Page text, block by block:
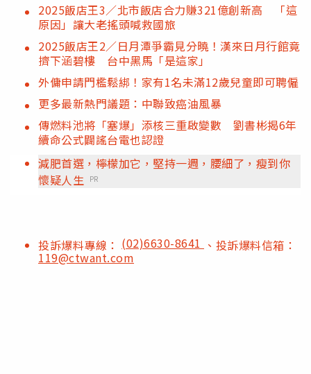
2025飯店王3／北市飯店合力賺321億創新高 「這
原因」讓大老搖頭喊救國旅
2025飯店王2／日月潭爭霸見分曉！漢來日月行館竟
擠下涵碧樓 台中黑馬「是這家」
外傭申請門檻鬆綁！家有1名未滿12歲兒童即可聘僱
更多最新熱門議題：中聯致癌油風暴
傳燃料池將「塞爆」添核三重啟變數 劉書彬揭6年
續命公式闢謠台電也認證
減肥首選，檸檬加它，堅持一週，腰細了，瘦到你
懷疑人生 PR
投訴爆料專線： (02)6630-8641 、投訴爆料信箱：
119@ctwant.com